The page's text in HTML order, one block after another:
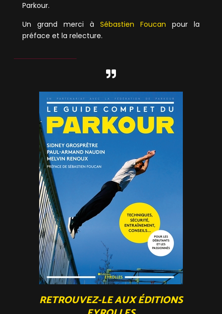
Parkour.
Un grand merci à Sébastien Foucan pour la
préface et la relecture.
RETROUVEZ-LE AUX ÉDITIONS